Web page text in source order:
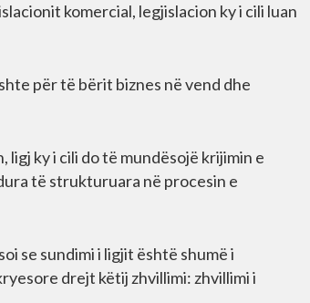
komercial, legjislacion ky i cili luan
për të bërit biznes në vend dhe
ky i cili do të mundësojë krijimin e
të strukturuara në procesin e
se sundimi i ligjit është shumë i
drejt këtij zhvillimi: zhvillimi i